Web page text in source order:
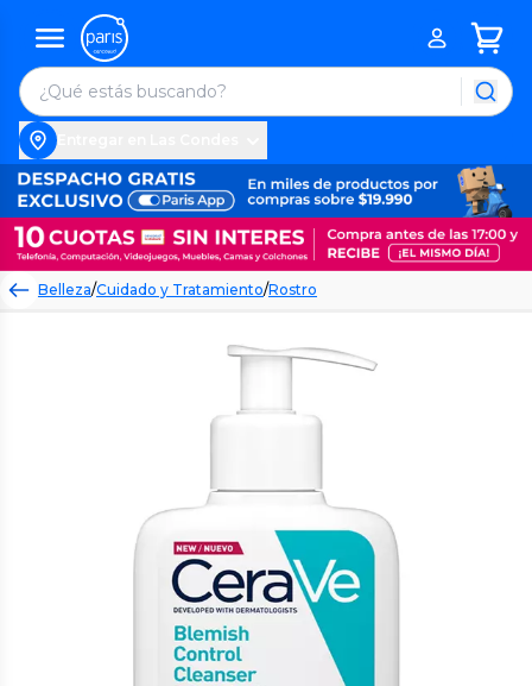
Belleza/Cuidado y Tratamiento/Rostro